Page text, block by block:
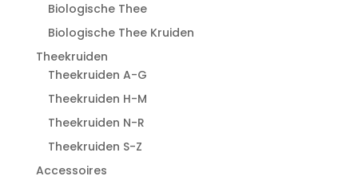
Biologische Thee
Biologische Thee Kruiden
Theekruiden
Theekruiden A-G
Theekruiden H-M
Theekruiden N-R
Theekruiden S-Z
Accessoires